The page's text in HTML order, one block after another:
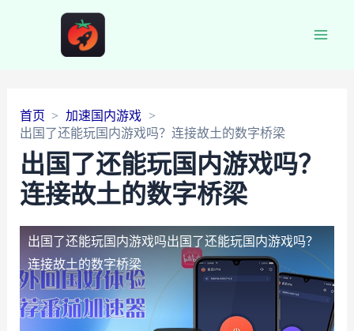
首页
加速国内游戏
出国了还能玩国内游戏吗？连接故土的数字桥梁
出国了还能玩国内游戏吗？
连接故土的数字桥梁
出国了还能玩国内游戏吗出国了还能玩国内游戏吗？
连接故土的数字桥梁